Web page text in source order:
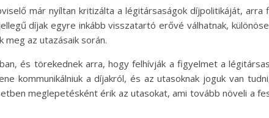
már nyíltan kritizálta a légitársaságok díjpolitikáját,
díjak egyre inkább visszatartó erővé válhatnak,
meg az utazásaik során.
és törekednek arra, hogy felhívják a figyelmet a
kommunikálniuk a díjakról, és az utasoknak joguk van
meglepetésként érik az utasokat, ami tovább növeli a